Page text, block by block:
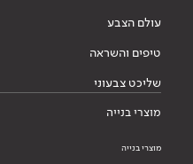
עולם הצבע
טיפים והשראה
שליכט צבעוני
מוצרי בנייה
מוצרי בנייה